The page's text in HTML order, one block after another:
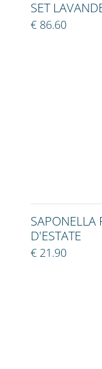
SET
€ 86.60
SAPONELLA
D'ESTATE
€ 21.90